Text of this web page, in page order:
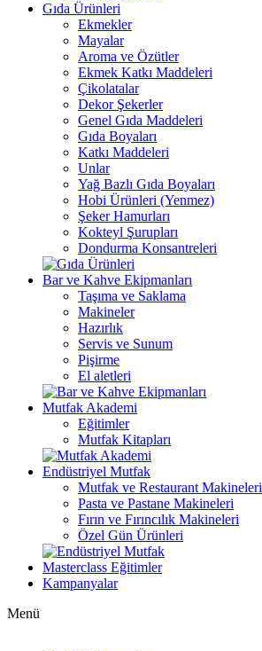
Gıda Ürünleri
Ekmekler
Mayalar
Aroma ve Özütler
Ekmek Katkı Maddeleri
Çikolatalar
Dekor Şekerler
Genel Gıda Maddeleri
Gıda Boyaları
Katkı Maddeleri
Unlar
Yağ Bazlı Gıda Boyaları
Hobi Ürünleri (Yenmez)
Şeker Hamurları
Kokteyl Şurupları
Dondurma Konsantreleri
Bar ve Kahve Ekipmanları
Taşıma ve Saklama
Makineler
Hazırlık
Servis ve Sunum
Pişirme
El aletleri
Mutfak Akademi
Eğitimler
Mutfak Kitapları
Endüstriyel Mutfak
Mutfak ve Restaurant Makineleri
Pasta ve Pastane Makineleri
Fırın ve Fırıncılık Makineleri
Özel Gün Ürünleri
Masterclass Eğitimler
Kampanyalar
Menü